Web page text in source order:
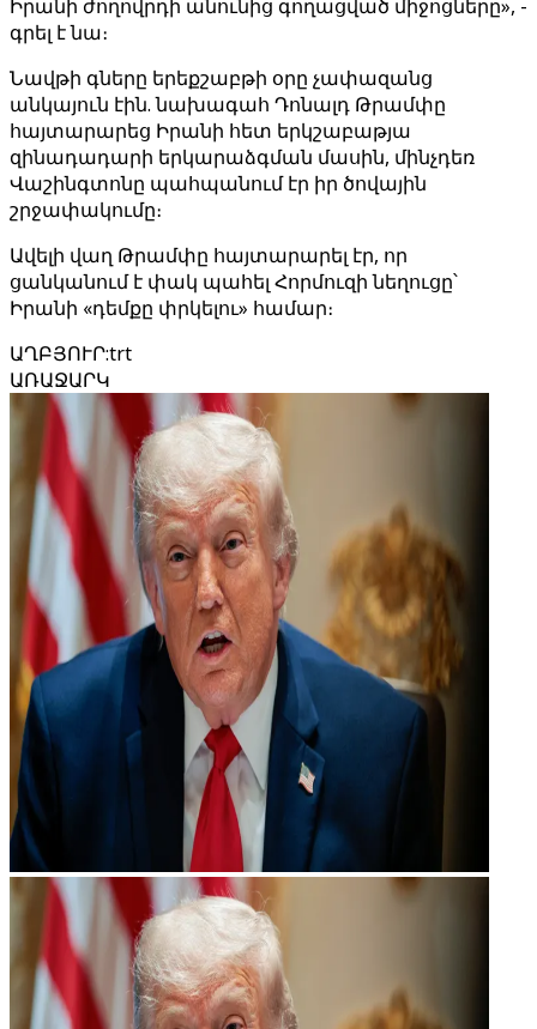
Իրանի ժողովրդի անունից գողացված միջոցները», -
գրել է նա։
Նավթի գները երեքշաբթի օրը չափազանց
անկայուն էին. նախագահ Դոնալդ Թրամփը
հայտարարեց Իրանի հետ երկշաբաթյա
զինադադարի երկարաձգման մասին, մինչդեռ
Վաշինգտոնը պահպանում էր իր ծովային
շրջափակումը։
Ավելի վաղ Թրամփը հայտարարել էր, որ
ցանկանում է փակ պահել Հորմուզի նեղուցը՝
Իրանի «դեմքը փրկելու» համար։
ԱՂԲՅՈՒՐ:trt
ԱՌԱՋԱՐԿ